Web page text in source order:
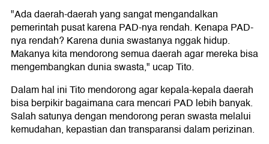
"Ada daerah-daerah yang sangat mengandalkan
pemerintah pusat karena PAD-nya rendah. Kenapa PAD-
nya rendah? Karena dunia swastanya nggak hidup.
Makanya kita mendorong semua daerah agar mereka bisa
mengembangkan dunia swasta," ucap Tito.
Dalam hal ini Tito mendorong agar kepala-kepala daerah
bisa berpikir bagaimana cara mencari PAD lebih banyak.
Salah satunya dengan mendorong peran swasta melalui
kemudahan, kepastian dan transparansi dalam perizinan.